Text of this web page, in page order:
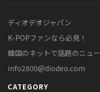
ディオデオジャパン
K-POPファンなら必見！
韓国のネットで話題のニュ
info2800@diodeo.com
CATEGORY